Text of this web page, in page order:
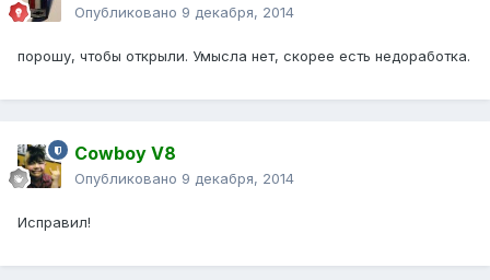
Опубликовано 9 декабря, 2014
порошу, чтобы открыли. Умысла нет, скорее есть недоработка.
Cowboy V8
Опубликовано 9 декабря, 2014
Исправил!